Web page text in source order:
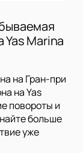
Marina
на Гран-при
на Yas
повороты и
больше
уже